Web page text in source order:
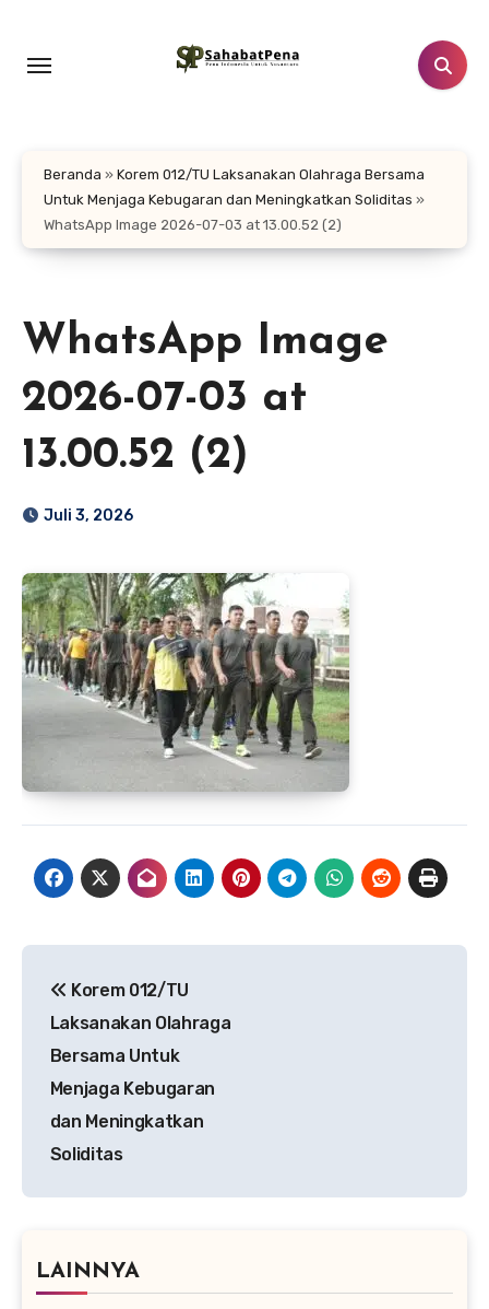
konten
Beranda » Korem 012/TU Laksanakan Olahraga Bersama
Untuk Menjaga Kebugaran dan Meningkatkan Soliditas »
WhatsApp Image 2026-07-03 at 13.00.52 (2)
WhatsApp Image
2026-07-03 at
13.00.52 (2)
Juli 3, 2026
pos
Korem 012/TU
Laksanakan Olahraga
Bersama Untuk
Menjaga Kebugaran
dan Meningkatkan
Soliditas
LAINNYA